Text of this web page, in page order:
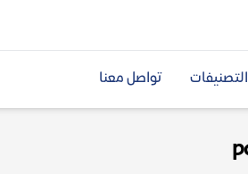
التصنيفات تواصل معنا